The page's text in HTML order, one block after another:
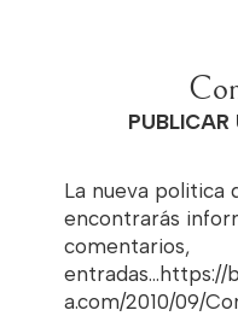
PUBLICAR
La nueva politica
encontrarás
comentarios,
entradas...https://
a.com/2010/09/